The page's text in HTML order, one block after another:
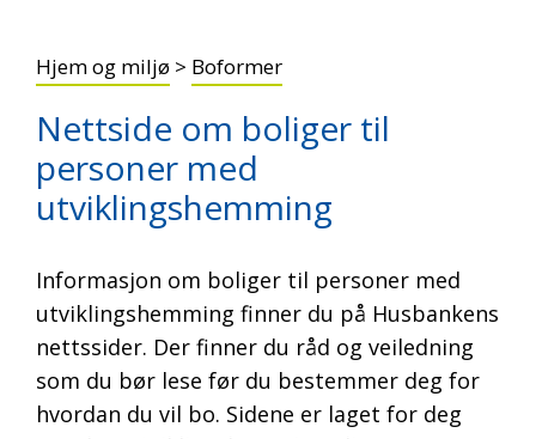
Hjem og miljø > Boformer
Nettside om boliger til
personer med
utviklingshemming
Informasjon om boliger til personer med
utviklingshemming finner du på Husbankens
nettssider. Der finner du råd og veiledning
som du bør lese før du bestemmer deg for
hvordan du vil bo. Sidene er laget for deg